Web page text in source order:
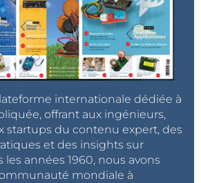
internationale dédiée à
offrant aux ingénieurs,
startups du contenu expert, des
et des insights sur
les années 1960, nous avons
mondiale à